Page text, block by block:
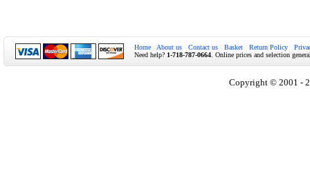
Home About us Contact us Basket Return Policy
Need help? 1-718-787-0664 . Online prices and selection
Copyright © 2001 -